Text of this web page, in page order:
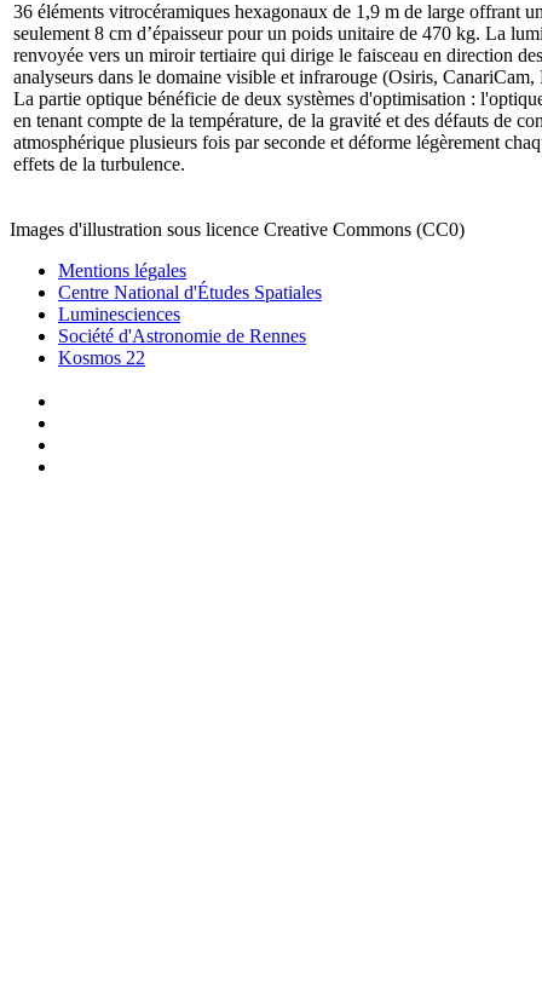
36 éléments vitrocéramiques hexagonaux de 1,9 m de large offrant
seulement 8 cm d’épaisseur pour un poids unitaire de 470 kg. La
renvoyée vers un miroir tertiaire qui dirige le faisceau en direction
analyseurs dans le domaine visible et infrarouge (Osiris,
La partie optique bénéficie de deux systèmes d'optimisation :
en tenant compte de la température, de la gravité et des défauts de
atmosphérique plusieurs fois par seconde et déforme légèrement
effets de la turbulence.
Images d'illustration sous licence Creative Commons (CC0)
Mentions légales
Centre National d'Études Spatiales
Luminesciences
Société d'Astronomie de Rennes
Kosmos 22